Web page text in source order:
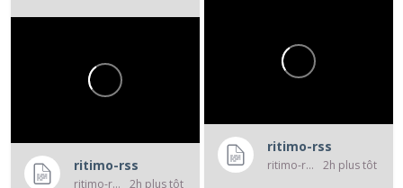
ritimo-rss
ritimo-rss 2h plus tôt
ritimo-rss
ritimo-rss 2h plus tôt